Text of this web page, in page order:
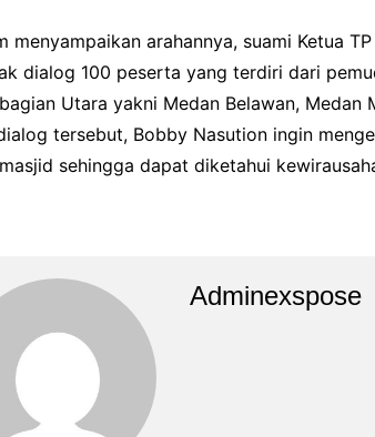
menyampaikan arahannya, suami Ketua
dialog 100 peserta yang terdiri dari
Utara yakni Medan Belawan, Medan
tersebut, Bobby Nasution ingin
sehingga dapat diketahui
Adminexspose